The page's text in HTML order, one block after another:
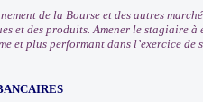
de la Bourse et des autres
et des produits. Amener le stagiaire
et plus performant dans l’exercice